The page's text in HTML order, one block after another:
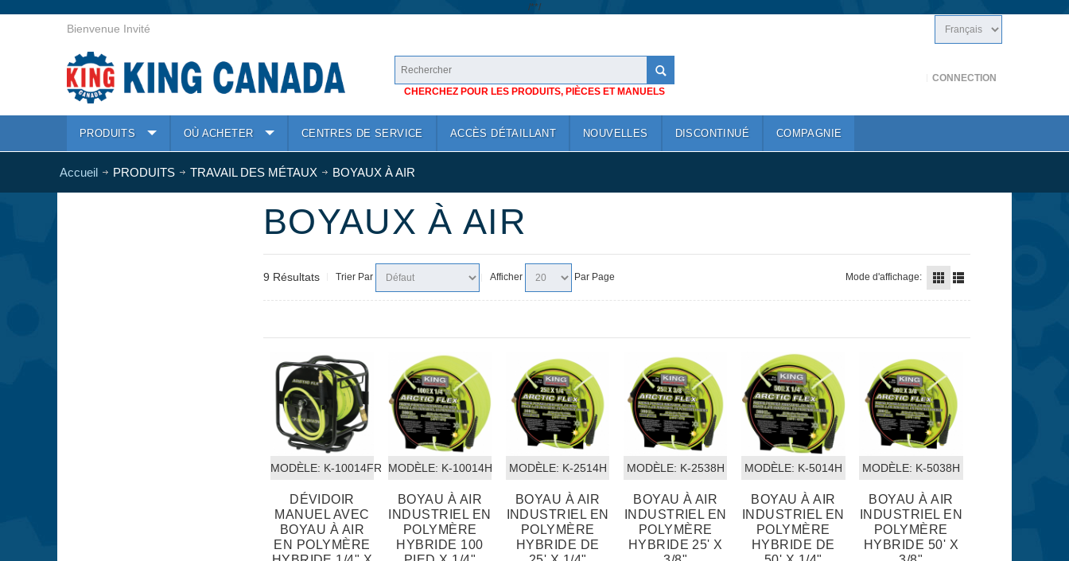
/**/
Bienvenue Invité
CHERCHEZ POUR LES PRODUITS, PIÈCES ET MANUELS
CONNECTION
PRODUITS OÙ ACHETER CENTRES DE SERVICE ACCÈS DÉTAILLANT NOUVELLES DISCONTINUÉ COMPAGNIE
Accueil PRODUITS TRAVAIL DES MÉTAUX BOYAUX À AIR
BOYAUX À AIR
9 Résultats Trier Par Afficher Par Page Mode d'affichage:
MODÈLE: K-10014FRL
DÉVIDOIR
MANUEL AVEC
BOYAU À AIR
EN POLYMÈRE
MODÈLE: K-10014H
BOYAU À AIR
INDUSTRIEL EN
POLYMÈRE
HYBRIDE 100
MODÈLE: K-2514H
BOYAU À AIR
INDUSTRIEL EN
POLYMÈRE
HYBRIDE DE
MODÈLE: K-2538H
BOYAU À AIR
INDUSTRIEL EN
POLYMÈRE
HYBRIDE 25' X
MODÈLE: K-5014H
BOYAU À AIR
INDUSTRIEL EN
POLYMÈRE
HYBRIDE DE
MODÈLE: K-5038H
BOYAU À AIR
INDUSTRIEL EN
POLYMÈRE
HYBRIDE 50' X